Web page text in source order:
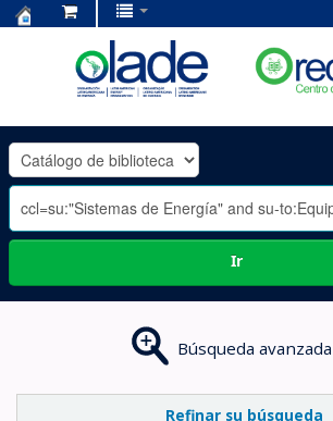
OLADE
-
Ir
Búsqueda avanzada
Refinar su búsqueda